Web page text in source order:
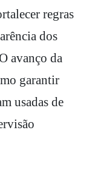
regras
dos
avanço da
garantir
usadas de